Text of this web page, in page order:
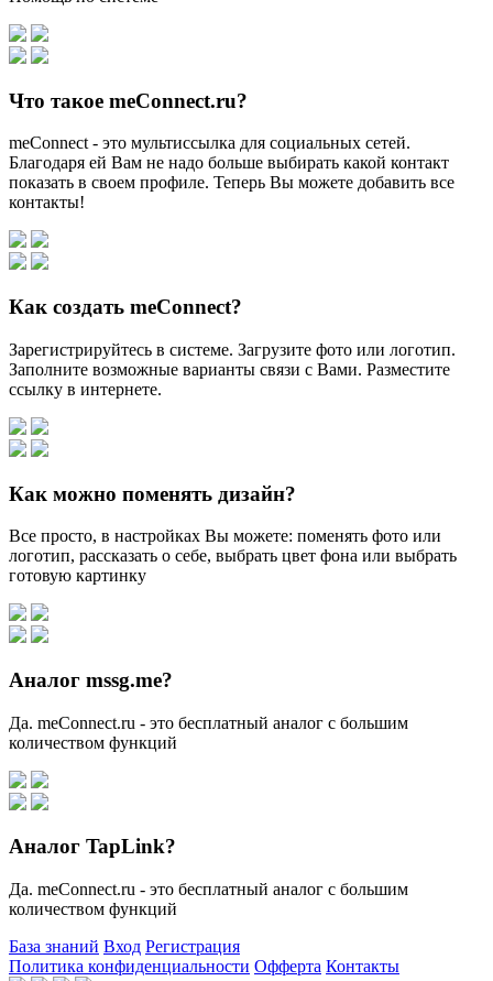
Что такое meConnect.ru?
meConnect - это мультиссылка для социальных сетей.
Благодаря ей Вам не надо больше выбирать какой контакт
показать в своем профиле. Теперь Вы можете добавить все
контакты!
Как создать meConnect?
Зарегистрируйтесь в системе. Загрузите фото или логотип.
Заполните возможные варианты связи с Вами. Разместите
ссылку в интернете.
Как можно поменять дизайн?
Все просто, в настройках Вы можете: поменять фото или
логотип, рассказать о себе, выбрать цвет фона или выбрать
готовую картинку
Аналог mssg.me?
Да. meConnect.ru - это бесплатный аналог с большим
количеством функций
Аналог TapLink?
Да. meConnect.ru - это бесплатный аналог с большим
количеством функций
База знаний Вход Регистрация
Политика конфиденциальности Офферта Контакты